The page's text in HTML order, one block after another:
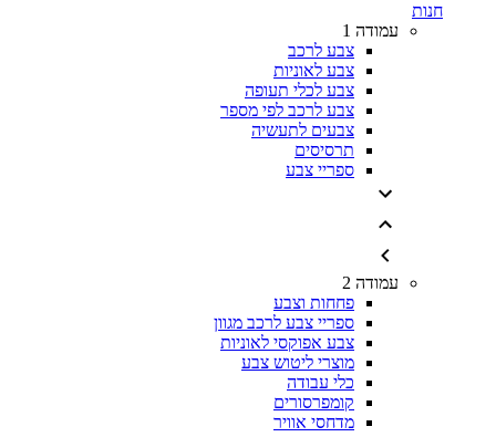
חנות
עמודה 1
צבע לרכב
צבע לאוניות
צבע לכלי תעופה
צבע לרכב לפי מספר
צבעים לתעשיה
תרסיסים
ספריי צבע
עמודה 2
פחחות וצבע
ספריי צבע לרכב מגוון
צבע אפוקסי לאוניות
מוצרי ליטוש צבע
כלי עבודה
קומפרסורים
מדחסי אוויר